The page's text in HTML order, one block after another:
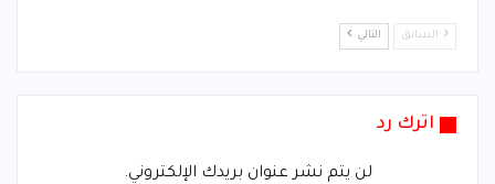
السابق التالي
اترك رد
لن يتم نشر عنوان بريدك الإلكتروني.